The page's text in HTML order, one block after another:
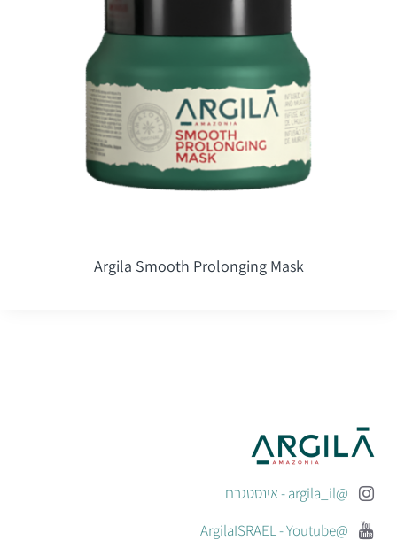
Argila Smooth Prolonging Mask
@argila_il - אינסטגרם
@ArgilaISRAEL - Youtube